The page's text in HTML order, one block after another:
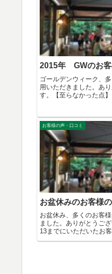
2015年 GWのお客
ゴールデンウィーク、
用いただきました。あ
す。【至らなかった点】
お客様の声・口コミ
お盆休みのお客様
お盆休み、多くのお客
ました。ありがとうご
13までにいただいたお
複...